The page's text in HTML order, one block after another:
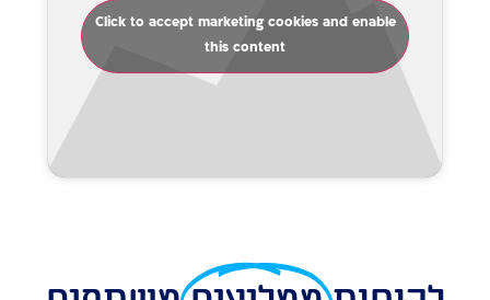
Click to accept marketing cookies and enable
this content